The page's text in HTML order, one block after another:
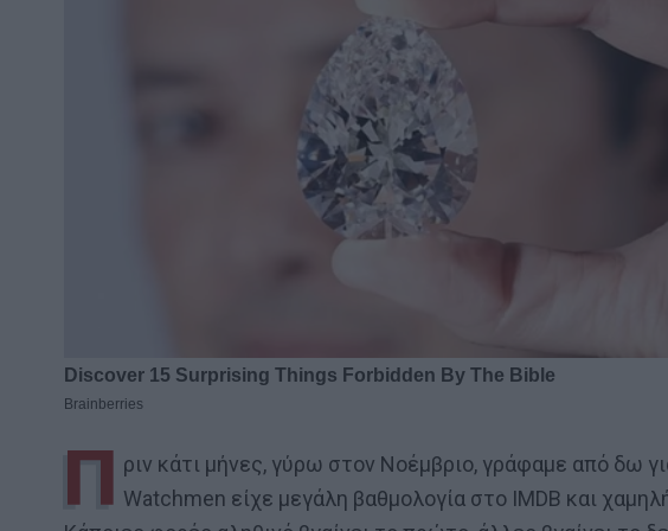
Π ριν κάτι μήνες, γύρω στον Νοέμβριο, γράφαμε από δω
Watchmen είχε μεγάλη βαθμολογία στο IMDB και